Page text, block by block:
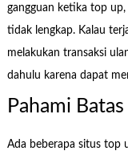
gangguan ketika top
tidak lengkap. Kalau
melakukan transaksi
dahulu karena dapat
Pahami
Ada beberapa situs top